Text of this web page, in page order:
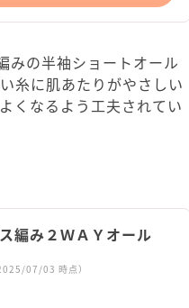
みの半袖ショートオール
糸に肌あたりがやさしい
くなるよう工夫されてい
編み２ＷＡＹオール
2025/07/03 時点）